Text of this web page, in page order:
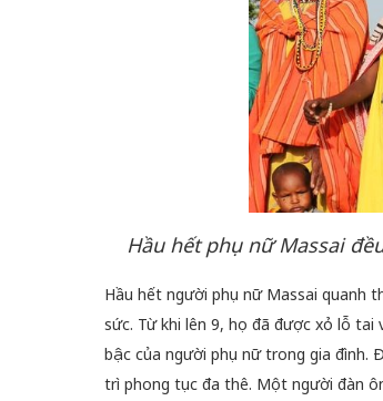
Hầu hết phụ nữ Massai
Hầu hết người phụ nữ Massai quanh
sức. Từ khi lên 9, họ đã được xỏ lỗ
bậc của người phụ nữ trong gia đình.
trì phong tục đa thê. Một người đàn